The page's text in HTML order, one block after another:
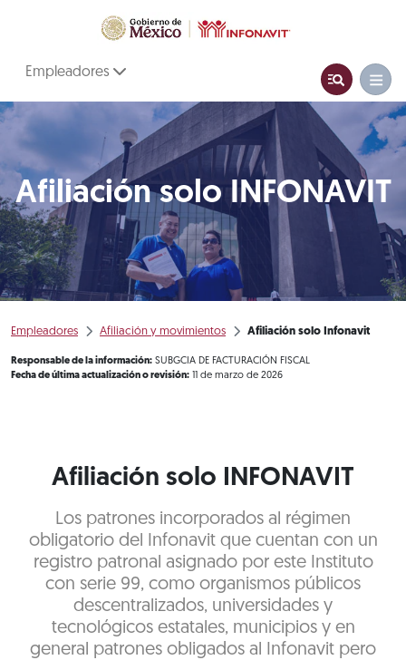
Empleadores
Afiliación solo INFONAVIT
Empleadores Afiliación y movimientos Afiliación solo Infonavit
Responsable de la información: SUBGCIA DE FACTURACIÓN FISCAL
Fecha de última actualización o revisión: 11 de marzo de 2026
Afiliación solo INFONAVIT
Los patrones incorporados al régimen
obligatorio del Infonavit que cuentan con un
registro patronal asignado por este Instituto
con serie 99, como organismos públicos
descentralizados, universidades y
tecnológicos estatales, municipios y en
general patrones obligados al Infonavit pero